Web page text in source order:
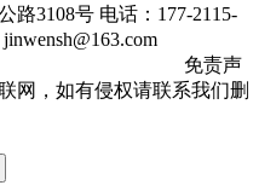
路3108号 电话：177-2115-
免责声
网，如有侵权请联系我们删